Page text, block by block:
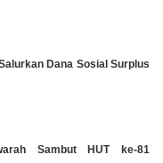
Dana Sosial Surplus
Sambut HUT ke-81